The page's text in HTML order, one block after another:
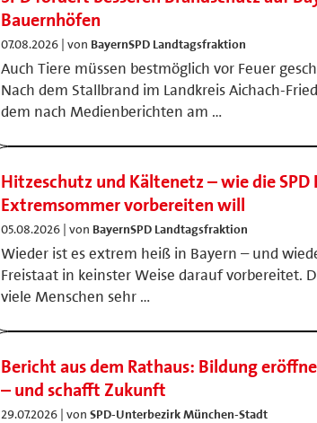
Bauernhöfen
07.08.2026 | von BayernSPD Landtagsfraktion
Auch Tiere müssen bestmöglich vor Feuer
Nach dem Stallbrand im Landkreis Aichach-
dem nach Medienberichten am …
Hitzeschutz und Kältenetz – wie die SPD
Extremsommer vorbereiten will
05.08.2026 | von BayernSPD Landtagsfraktion
Wieder ist es extrem heiß in Bayern – und
Freistaat in keinster Weise darauf vorbereitet.
viele Menschen sehr …
Bericht aus dem Rathaus: Bildung
– und schafft Zukunft
29.07.2026 | von SPD-Unterbezirk München-Stadt